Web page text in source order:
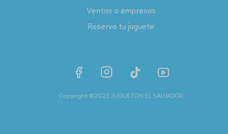
Ventas a empresas
Reserva tu juguete
Copyright ©2023 JUGUETON EL SALVADOR